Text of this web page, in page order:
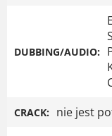
DUBBING/AUDIO:
CRACK: nie jest